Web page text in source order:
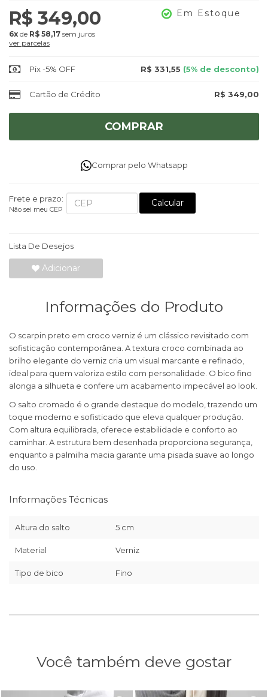
R$ 349,00
6x de R$ 58,17 sem juros
ver parcelas
Em Estoque
Pix -5% OFF R$ 331,55 (5% de desconto)
Cartão de Crédito R$ 349,00
COMPRAR
Comprar pelo Whatsapp
Frete e prazo:
Não sei meu CEP
Calcular
Lista De Desejos
Adicionar
Informações do Produto
O scarpin preto em croco verniz é um clássico revisitado com
sofisticação contemporânea. A textura croco combinada ao
brilho elegante do verniz cria um visual marcante e refinado,
ideal para quem valoriza estilo com personalidade. O bico fino
alonga a silhueta e confere um acabamento impecável ao look.
O salto cromado é o grande destaque do modelo, trazendo um
toque moderno e sofisticado que eleva qualquer produção.
Com altura equilibrada, oferece estabilidade e conforto ao
caminhar. A estrutura bem desenhada proporciona segurança,
enquanto a palmilha macia garante uma pisada suave ao longo
do uso.
Informações Técnicas
Altura do salto 5 cm
Material Verniz
Tipo de bico Fino
Você também deve gostar